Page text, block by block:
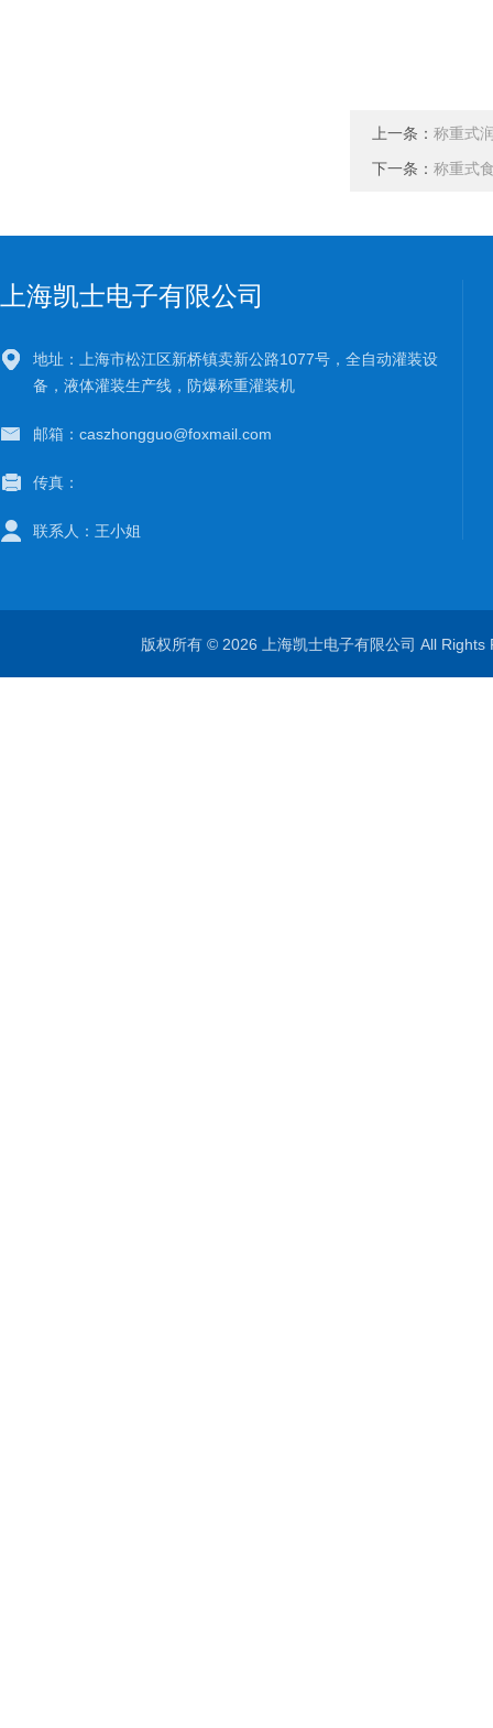
上一条： 称重式
下一条： 称重式
上海凯士电子有限公司
地址：上海市松江区新桥镇卖新公路1077号，全自动灌装设
备，液体灌装生产线，防爆称重灌装机
邮箱：caszhongguo@foxmail.com
传真：
联系人：王小姐
版权所有 © 2026 上海凯士电子有限公司 All